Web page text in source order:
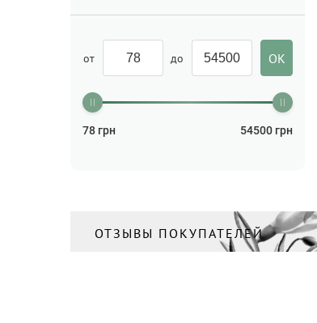
от до
78 грн 54500 грн
ОТЗЫВЫ ПОКУПАТЕЛЕЙ